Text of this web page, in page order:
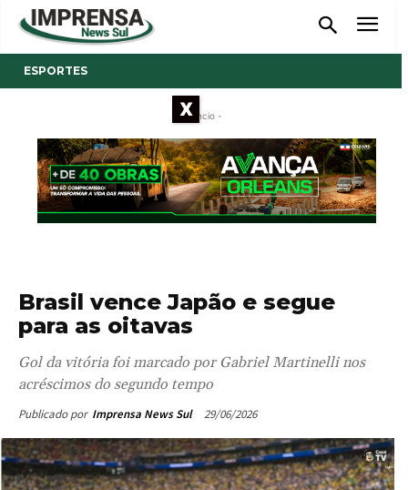
ESPORTES
- Anúncio -
Brasil vence Japão e segue
para as oitavas
Gol da vitória foi marcado por Gabriel Martinelli nos
acréscimos do segundo tempo
Publicado por Imprensa News Sul 29/06/2026
X